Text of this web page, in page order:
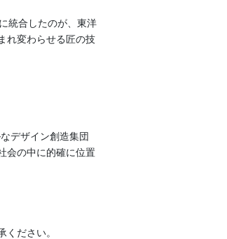
統合したのが、東洋
れ変わらせる匠の技
デザイン創造集団
会の中に的確に位置
ださい。